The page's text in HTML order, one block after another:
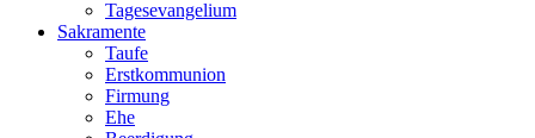
Tagesevangelium
Sakramente
Taufe
Erstkommunion
Firmung
Ehe